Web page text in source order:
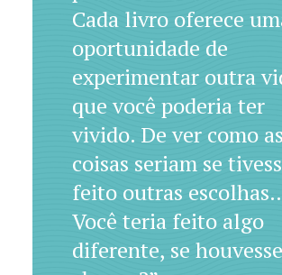
Cada livro oferece
oportunidade de
experimentar outra
que você poderia ter
vivido. De ver como as
coisas seriam se
feito outras
Você teria feito algo
diferente, se